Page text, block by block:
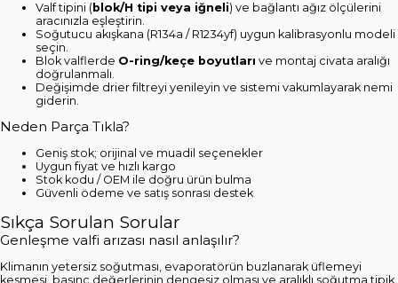
Valf tipini ( blok/H tipi veya iğneli) ve bağlantı ağız ölçülerini
aracınızla eşleştirin.
Soğutucu akışkana (R134a / R1234yf) uygun kalibrasyonlu modeli
seçin.
Blok valflerde O-ring/keçe boyutları ve montaj civata aralığı
doğrulanmalı.
Değişimde drier filtreyi yenileyin ve sistemi vakumlayarak nemi
giderin.
Neden Parça Tıkla?
Geniş stok; orijinal ve muadil seçenekler
Uygun fiyat ve hızlı kargo
Stok kodu / OEM ile doğru ürün bulma
Güvenli ödeme ve satış sonrası destek
Sıkça Sorulan Sorular
Genleşme valfi arızası nasıl anlaşılır?
Klimanın yetersiz soğutması, evaporatörün buzlanarak üflemeyi
kesmesi, basınç değerlerinin dengesiz olması ve aralıklı soğutma tipik